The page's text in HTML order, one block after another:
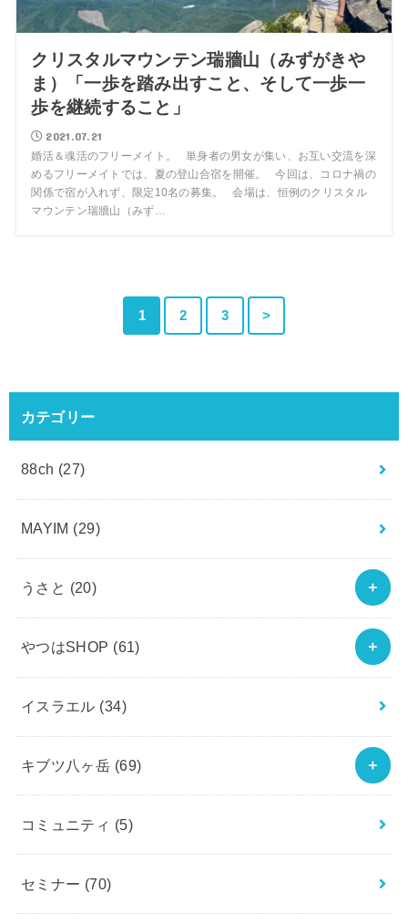
クリスタルマウンテン瑞牆山（みずがきや
ま）「一歩を踏み出すこと、そして一歩一
歩を継続すること」
2021.07.21
婚活＆魂活のフリーメイト。 単身者の男女が集い、お互い交流を深
めるフリーメイトでは、夏の登山合宿を開催。 今回は、コロナ禍の
関係で宿が入れず、限定10名の募集。 会場は、恒例のクリスタル
マウンテン瑞牆山（みず…
1 2 3 >
カテゴリー
88ch (27)
MAYIM (29)
うさと (20)
やつはSHOP (61)
イスラエル (34)
キブツ八ヶ岳 (69)
コミュニティ (5)
セミナー (70)